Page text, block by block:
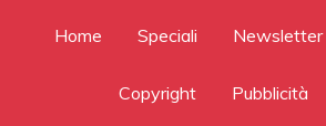
Home Speciali Newsletter
Copyright Pubblicità